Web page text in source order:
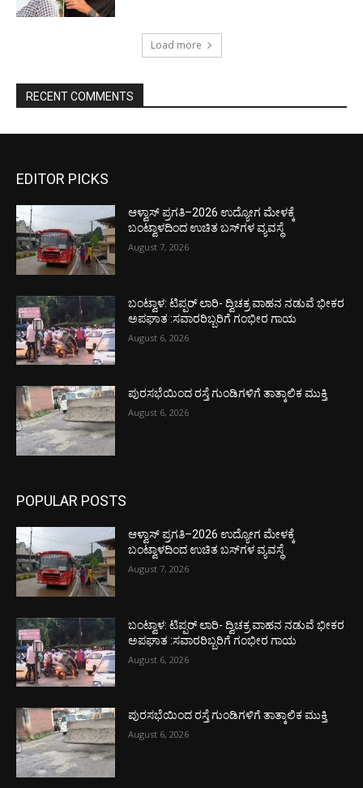
Load more
RECENT COMMENTS
EDITOR PICKS
ಆಳ್ವಾಸ್ ಪ್ರಗತಿ–2026 ಉದ್ಯೋಗ ಮೇಳಕ್ಕೆ
ಬಂಟ್ವಾಳದಿಂದ ಉಚಿತ ಬಸ್‌ಗಳ ವ್ಯವಸ್ಥೆ
August 7, 2026
ಬಂಟ್ವಾಳ: ಟಿಪ್ಪರ್ ಲಾರಿ- ದ್ವಿಚಕ್ರ ವಾಹನ ನಡುವೆ ಭೀಕರ
ಅಪಘಾತ :ಸವಾರರಿಬ್ಬರಿಗೆ ಗಂಭೀರ ಗಾಯ
August 6, 2026
ಪುರಸಭೆಯಿಂದ ರಸ್ತೆ ಗುಂಡಿಗಳಿಗೆ ತಾತ್ಕಾಲಿಕ ಮುಕ್ತಿ
August 6, 2026
POPULAR POSTS
ಆಳ್ವಾಸ್ ಪ್ರಗತಿ–2026 ಉದ್ಯೋಗ ಮೇಳಕ್ಕೆ
ಬಂಟ್ವಾಳದಿಂದ ಉಚಿತ ಬಸ್‌ಗಳ ವ್ಯವಸ್ಥೆ
August 7, 2026
ಬಂಟ್ವಾಳ: ಟಿಪ್ಪರ್ ಲಾರಿ- ದ್ವಿಚಕ್ರ ವಾಹನ ನಡುವೆ ಭೀಕರ
ಅಪಘಾತ :ಸವಾರರಿಬ್ಬರಿಗೆ ಗಂಭೀರ ಗಾಯ
August 6, 2026
ಪುರಸಭೆಯಿಂದ ರಸ್ತೆ ಗುಂಡಿಗಳಿಗೆ ತಾತ್ಕಾಲಿಕ ಮುಕ್ತಿ
August 6, 2026